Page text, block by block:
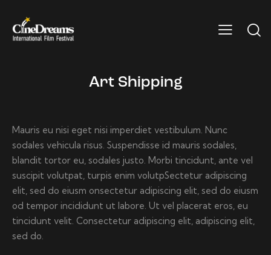
Art Shipping
Mauris eu nisi eget nisi imperdiet vestibulum. Nunc
sodales vehicula risus. Suspendisse id mauris sodales,
blandit tortor eu, sodales justo. Morbi tincidunt, ante vel
suscipit volutpat, turpis enim volutpSectetur adipiscing
elit, sed do eiusm onsectetur adipiscing elit, sed do eiusm
od tempor incididunt ut labore. Ut vel placerat eros, eu
tincidunt velit. Consectetur adipiscing elit, adipiscing elit,
sed do.